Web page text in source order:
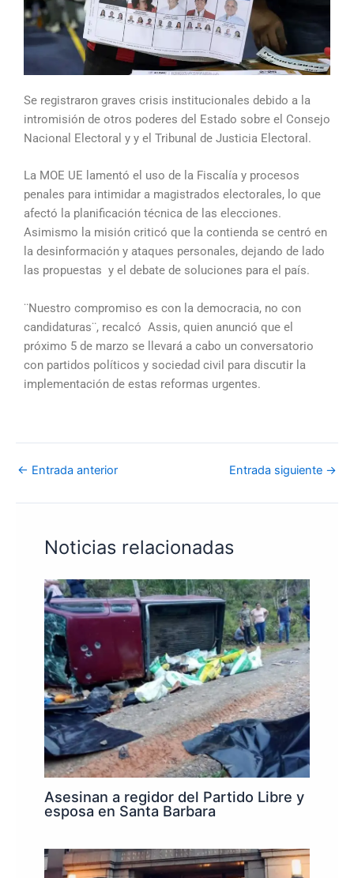
Se registraron graves crisis institucionales debido a la
intromisión de otros poderes del Estado sobre el Consejo
Nacional Electoral y y el Tribunal de Justicia Electoral.
​La MOE UE lamentó el uso de la Fiscalía y procesos
penales para intimidar a magistrados electorales, lo que
afectó la planificación técnica de las elecciones.
​Asimismo la misión criticó que la contienda se centró en
la desinformación y ataques personales, dejando de lado
las propuestas y el debate de soluciones para el país.
¨Nuestro compromiso es con la democracia, no con
candidaturas¨, recalcó Assis, quien anunció que el
próximo 5 de marzo se llevará a cabo un conversatorio
con partidos políticos y sociedad civil para discutir la
implementación de estas reformas urgentes.
← Entrada anterior Entrada siguiente →
Noticias relacionadas
Asesinan a regidor del Partido Libre y
esposa en Santa Barbara